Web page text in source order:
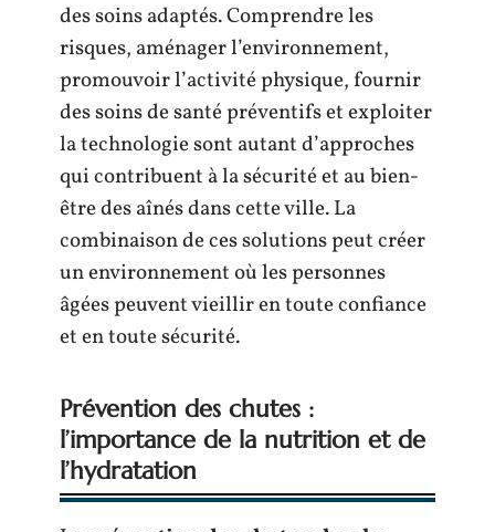
des soins adaptés. Comprendre les
risques, aménager l’environnement,
promouvoir l’activité physique, fournir
des soins de santé préventifs et exploiter
la technologie sont autant d’approches
qui contribuent à la sécurité et au bien-
être des aînés dans cette ville. La
combinaison de ces solutions peut créer
un environnement où les personnes
âgées peuvent vieillir en toute confiance
et en toute sécurité.
Prévention des chutes :
l’importance de la nutrition et de
l’hydratation